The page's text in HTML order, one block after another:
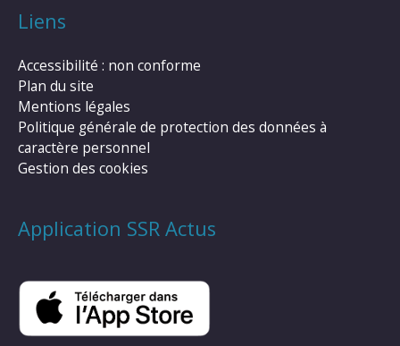
Liens
Accessibilité : non conforme
Plan du site
Mentions légales
Politique générale de protection des données à
caractère personnel
Gestion des cookies
Application SSR Actus